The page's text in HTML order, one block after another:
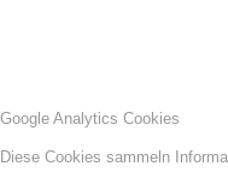
Google Analytics Cookies
Diese Cookies sammeln